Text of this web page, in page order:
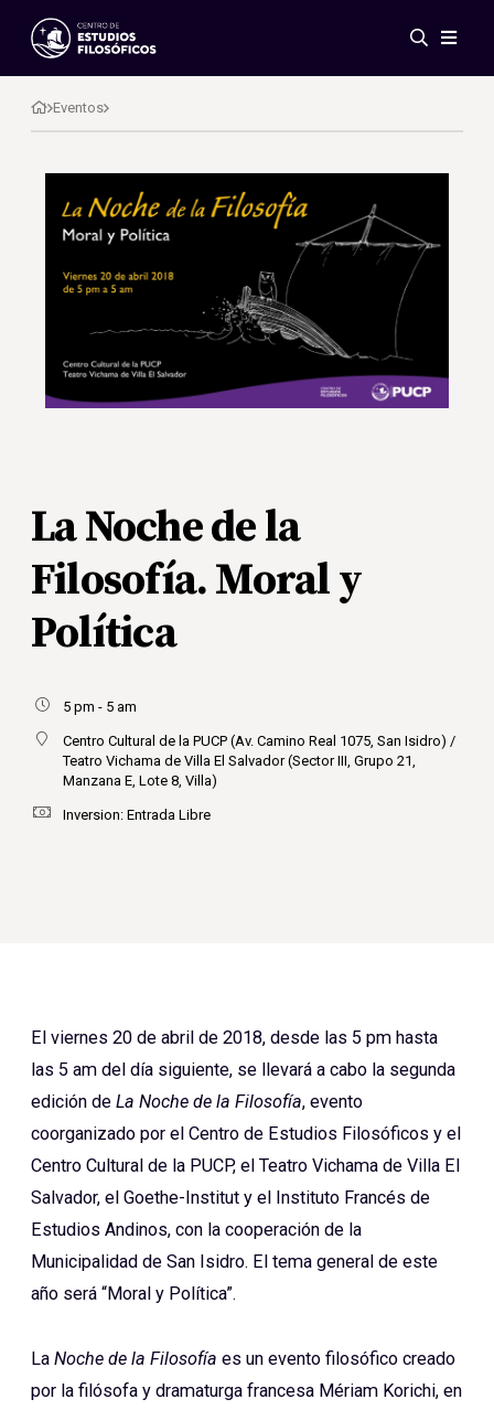
Eventos
Novedades
Investigación
Redes
Publicaciones
Galería
EN
Miembros
Reglamento
Convenios
Eventos
La Noche de la
Filosofía. Moral y
Política
5 pm - 5 am
Centro Cultural de la PUCP (Av. Camino Real 1075, San Isidro) /
Teatro Vichama de Villa El Salvador (Sector III, Grupo 21,
Manzana E, Lote 8, Villa)
Inversion: Entrada Libre
El viernes 20 de abril de 2018, desde las 5 pm hasta
las 5 am del día siguiente, se llevará a cabo la segunda
edición de La Noche de la Filosofía, evento
coorganizado por el Centro de Estudios Filosóficos y el
Centro Cultural de la PUCP, el Teatro Vichama de Villa El
Salvador, el Goethe-Institut y el Instituto Francés de
Estudios Andinos, con la cooperación de la
Municipalidad de San Isidro. El tema general de este
año será “Moral y Política”.
La Noche de la Filosofía es un evento filosófico creado
por la filósofa y dramaturga francesa Mériam Korichi, en